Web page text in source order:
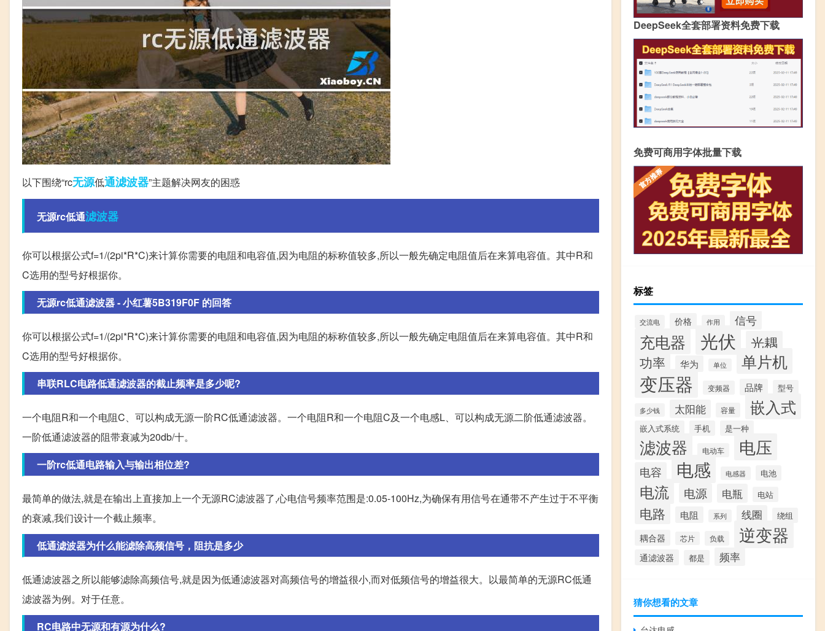
以下围绕“rc无源低通滤波器”主题解决网友的困惑
无源rc低通滤波器
你可以根据公式f=1/(2pi*R*C)来计算你需要的电阻和电容值,因为电阻的标称值较多,所以一般先确定电阻值后在来算电容值。其中R和
C选用的型号好根据你。
无源rc低通滤波器 - 小红薯5B319F0F 的回答
你可以根据公式f=1/(2pi*R*C)来计算你需要的电阻和电容值,因为电阻的标称值较多,所以一般先确定电阻值后在来算电容值。其中R和
C选用的型号好根据你。
串联RLC电路低通滤波器的截止频率是多少呢?
一个电阻R和一个电阻C、可以构成无源一阶RC低通滤波器。一个电阻R和一个电阻C及一个电感L、可以构成无源二阶低通滤波器。
一阶低通滤波器的阻带衰减为20db/十。
一阶rc低通电路输入与输出相位差?
最简单的做法,就是在输出上直接加上一个无源RC滤波器了,心电信号频率范围是:0.05-100Hz,为确保有用信号在通带不产生过于不平衡
的衰减,我们设计一个截止频率。
低通滤波器为什么能滤除高频信号，阻抗是多少
低通滤波器之所以能够滤除高频信号,就是因为低通滤波器对高频信号的增益很小,而对低频信号的增益很大。以最简单的无源RC低通
滤波器为例。对于任意。
RC电路中无源和有源为什么?
DeepSeek全套部署资料免费下载
免费可商用字体批量下载
标签
交流电 价格 作用 信号
充电器 光伏
光耦
功率
华为 单位 单片机
变压器 变频器 品牌 型号
多少钱 太阳能 容量 嵌入式
嵌入式系统 手机 是一种
滤波器 电动车 电压
电容 电感 电感器 电池
电流 电源 电瓶 电站
电路 电阻 系列 线圈 绕组
耦合器 芯片 负载 逆变器
通滤波器 都是 频率
猜你想看的文章